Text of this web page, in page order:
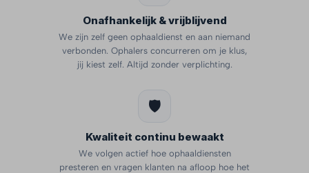
Onafhankelijk & vrijblijvend
We zijn zelf geen ophaaldienst en aan niemand
verbonden. Ophalers concurreren om je klus,
jij kiest zelf. Altijd zonder verplichting.
🛡️
Kwaliteit continu bewaakt
We volgen actief hoe ophaaldiensten
presteren en vragen klanten na afloop hoe het